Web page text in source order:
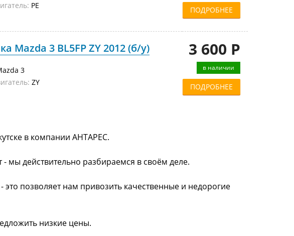
PE
ПОДРОБНЕЕ
Mazda 3 BL5FP ZY 2012 (б/у)
3
ZY
3 600 Р
в наличии
ПОДРОБНЕЕ
в компании АНТАРЕС.
мы действительно разбираемся в своём деле.
позволяет нам привозить качественные и недорогие
низкие цены.